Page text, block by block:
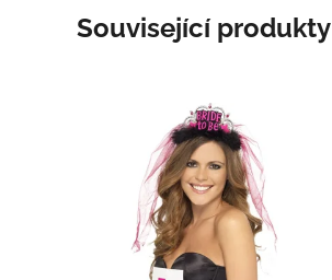
Související produkty